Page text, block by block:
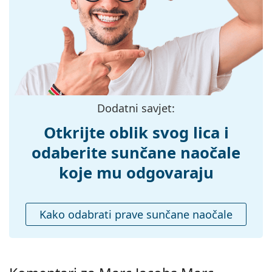
možete pronaći više stilova omiljenih marki.
131 mm
Dužina drškice:
145 mm
Širina mosta:
18 mm
Težina:
100 g
Da
Kutijica:
Da
Da
Ostalo
Spol:
Unisex
Kategorija:
Sunčane naočale
Dodatni savjet:
Otkrijte oblik svog lica i
odaberite sunčane naočale
koje mu odgovaraju
Kako odabrati prave sunčane naočale